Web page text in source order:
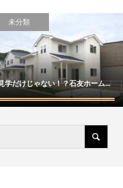
未分類
学だけじゃない！？石友ホーム...